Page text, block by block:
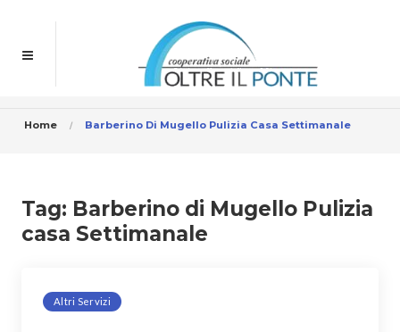
Home Barberino Di Mugello Pulizia Casa Settimanale
Tag: Barberino di Mugello Pulizia
casa Settimanale
Altri Servizi